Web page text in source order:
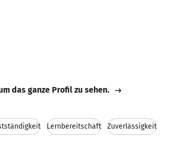
das ganze Profil zu sehen.
Lernbereitschaft Zuverlässigkeit